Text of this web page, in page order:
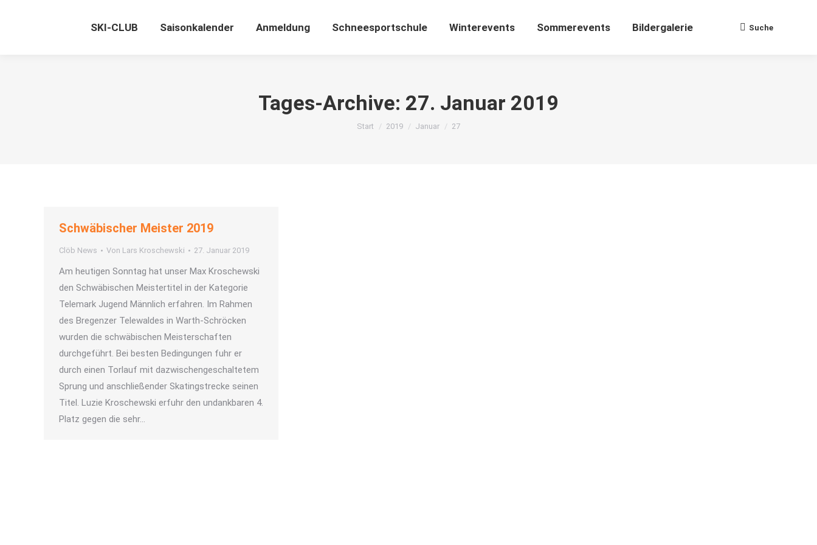
SKI-CLUB Saisonkalender Anmeldung Schneesportschule Winterevents Sommerevents Bildergalerie Search:
Suche
Tages-Archive: 27. Januar 2019
Sie befinden sich hier:
Start 2019 Januar 27
Schwäbischer Meister 2019
Clöb News Von Lars Kroschewski 27. Januar 2019
Am heutigen Sonntag hat unser Max Kroschewski
den Schwäbischen Meistertitel in der Kategorie
Telemark Jugend Männlich erfahren. Im Rahmen
des Bregenzer Telewaldes in Warth-Schröcken
wurden die schwäbischen Meisterschaften
durchgeführt. Bei besten Bedingungen fuhr er
durch einen Torlauf mit dazwischengeschaltetem
Sprung und anschließender Skatingstrecke seinen
Titel. Luzie Kroschewski erfuhr den undankbaren 4.
Platz gegen die sehr…